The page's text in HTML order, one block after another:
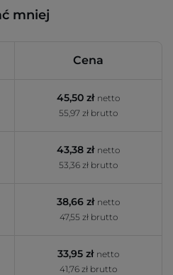
mniej
Cena
45,50 zł netto
55,97 zł brutto
43,38 zł netto
53,36 zł brutto
38,66 zł netto
47,55 zł brutto
33,95 zł netto
41,76 zł brutto